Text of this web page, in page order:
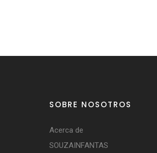
SOBRE NOSOTROS
Acerca de
SOUZAINFANTAS